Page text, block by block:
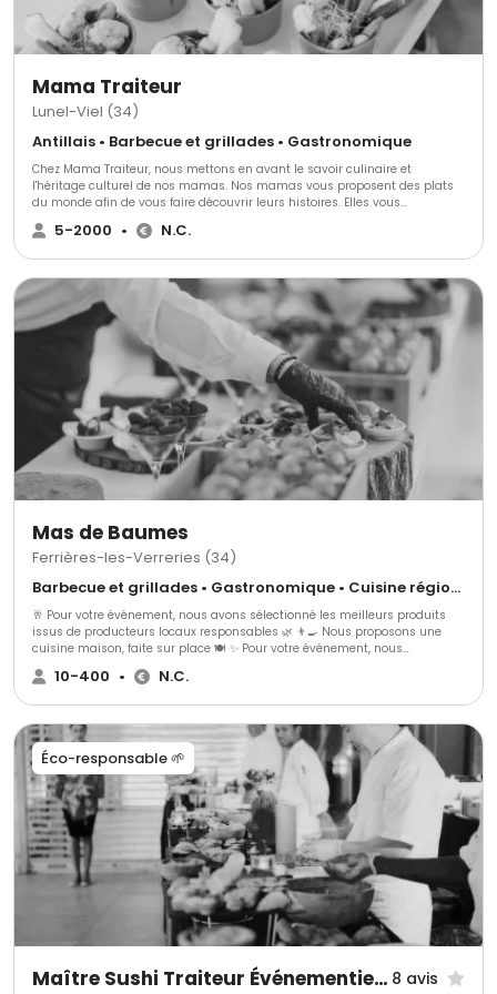
solution prestation repas et services adaptée à vos envies et votre
budget.
Mama Traiteur
Lunel-Viel (34)
Antillais • Barbecue et grillades • Gastronomique
Chez Mama Traiteur, nous mettons en avant le savoir culinaire et
l'héritage culturel de nos mamas. ​Nos mamas vous proposent des plats
du monde afin de vous faire découvrir leurs histoires. Elles vous
promettent de voyager au bout du monde. ​Chaque semaine, de nouveaux
plats sont proposés en pré-commandes sur notre site afin que vous
d'événements. Car oui ! Depuis 2015, elles sont aussi expertes de
l'organisation d'événements pour professionnels.
5-2000 • N.C.
Mas de Baumes
Ferrières-les-Verreries (34)
Barbecue et grillades • Gastronomique • Cuisine régionale
🥂 Pour votre événement, nous avons sélectionné les meilleurs produits
issus de producteurs locaux responsables 🌿 👨‍🍳 Nous proposons une
cuisine maison, faite sur place 🍽️ ✨ Pour votre événement, nous
proposons : 🍢 3 gammes de cocktails dînatoires 🍽️ 3 gammes de repas
assis ➕ Avec une possibilité d’options supplémentaires pour s’adapter au10-400 • N.C.
Éco-responsable 🌱
Maître Sushi Traiteur Événementiel Lyon 8 avis